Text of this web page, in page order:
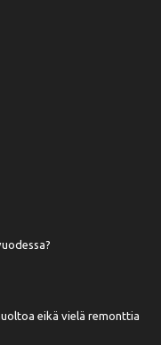
eikä vielä remonttia